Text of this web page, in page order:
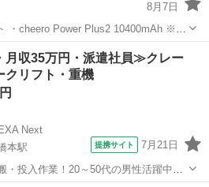
8月7日
・cheero Power Plus2 10400mAh ※通
PLUS 10000mAh ※QC急速充電対応
携帯アクセサリー
収35万円・派遣社員≫クレー
クリフト・重機
Next
本駅
提携サイト 7月21日
・投入作業！20～50代の男性活躍中★